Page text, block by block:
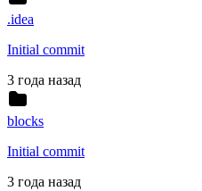
.idea
Initial commit
3 года назад
blocks
Initial commit
3 года назад